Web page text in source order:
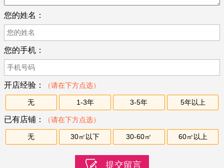
您的姓名：
您的手机：
开店经验： （请在下方点选）
无 1-3年 3-5年 5年以上
已有店铺： （请在下方点选）
无 30㎡以下 30-60㎡ 60㎡以上